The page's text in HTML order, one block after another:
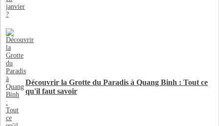
Découvrir la Grotte du Paradis à Quang Binh : Tout ce
qu'il faut savoir